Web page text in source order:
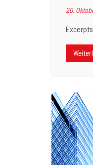
20.